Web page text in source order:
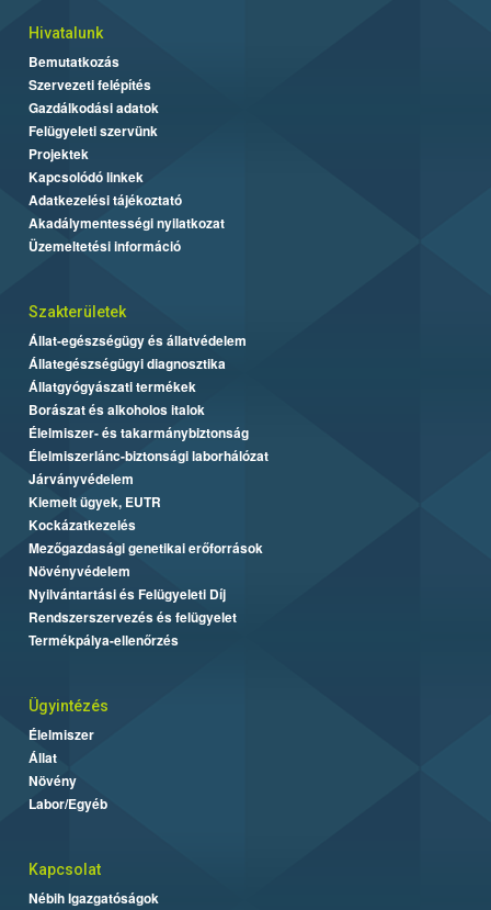
Hivatalunk
Bemutatkozás
Szervezeti felépítés
Gazdálkodási adatok
Felügyeleti szervünk
Projektek
Kapcsolódó linkek
Adatkezelési tájékoztató
Akadálymentességi nyilatkozat
Üzemeltetési információ
Szakterületek
Állat-egészségügy és állatvédelem
Állategészségügyi diagnosztika
Állatgyógyászati termékek
Borászat és alkoholos italok
Élelmiszer- és takarmánybiztonság
Élelmiszerlánc-biztonsági laborhálózat
Járványvédelem
Kiemelt ügyek, EUTR
Kockázatkezelés
Mezőgazdasági genetikai erőforrások
Növényvédelem
Nyilvántartási és Felügyeleti Díj
Rendszerszervezés és felügyelet
Termékpálya-ellenőrzés
Ügyintézés
Élelmiszer
Állat
Növény
Labor/Egyéb
Kapcsolat
Nébih Igazgatóságok